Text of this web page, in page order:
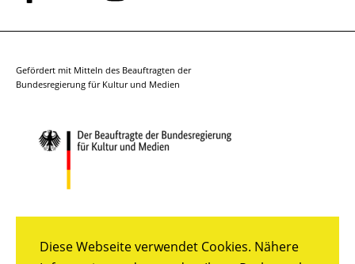
Diese Webseite verwendet Cookies. Nähere
uns
auf
uns
auf
auf
Gefördert mit Mitteln des Beauftragten der
Bundesregierung für Kultur und Medien